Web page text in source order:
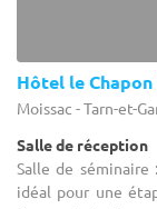
Hôtel le Chapon
Moissac - Tarn-et-
Salle de réception
Salle de
idéal pour une